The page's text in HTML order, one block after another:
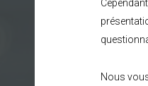
Nous